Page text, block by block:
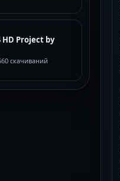
HD Project by
скачиваний